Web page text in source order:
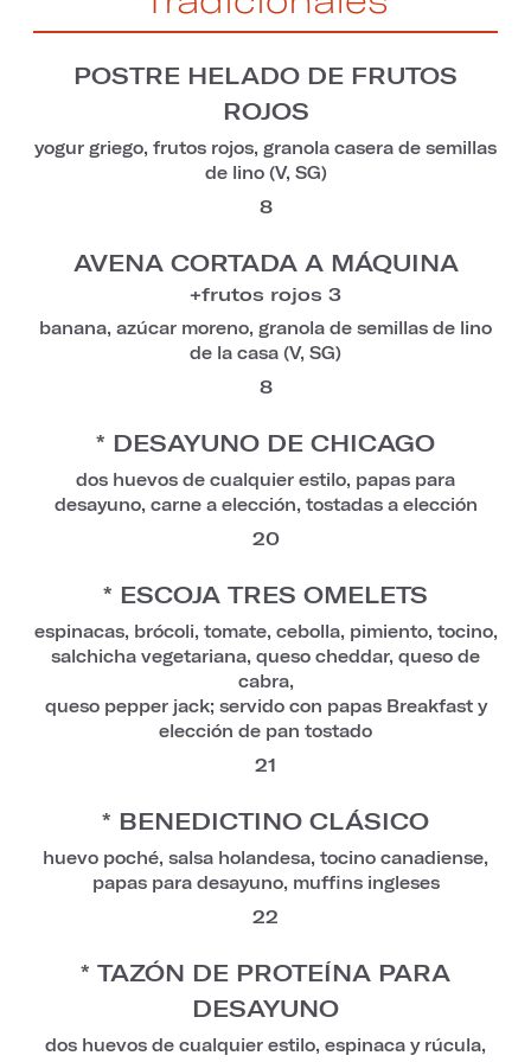
POSTRE HELADO DE FRUTOS
ROJOS
yogur griego, frutos rojos, granola casera de semillas
de lino (V, SG)
8
AVENA CORTADA A MÁQUINA
+frutos rojos 3
banana, azúcar moreno, granola de semillas de lino
de la casa (V, SG)
8
* DESAYUNO DE CHICAGO
dos huevos de cualquier estilo, papas para
desayuno, carne a elección, tostadas a elección
20
* ESCOJA TRES OMELETS
espinacas, brócoli, tomate, cebolla, pimiento, tocino,
salchicha vegetariana, queso cheddar, queso de
cabra,
queso pepper jack; servido con papas Breakfast y
elección de pan tostado
21
* BENEDICTINO CLÁSICO
huevo poché, salsa holandesa, tocino canadiense,
papas para desayuno, muffins ingleses
22
* TAZÓN DE PROTEÍNA PARA
DESAYUNO
dos huevos de cualquier estilo, espinaca y rúcula,